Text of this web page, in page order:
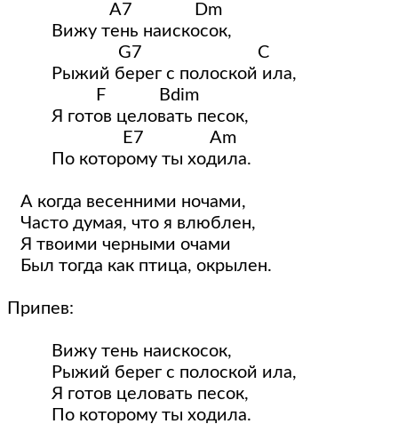
                       A7              Dm
          Вижу тень наискосок,
                         G7                          C
          Рыжий берег с полоской ила,
                    F            Bdim
          Я готов целовать песок,
                          E7               Am
          По которому ты ходила.
   А когда весенними ночами,
   Часто думая, что я влюблен,
   Я твоими черными очами
   Был тогда как птица, окрылен.
Припев:
          Вижу тень наискосок,
          Рыжий берег с полоской ила,
          Я готов целовать песок,
          По которому ты ходила.